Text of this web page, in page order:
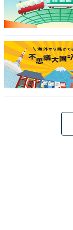
【おすすめ記事
・
関西在住の20代
グ！ 2位「西宮
・
関西の女性が選
位「梅田駅エリ
関西の男性が選